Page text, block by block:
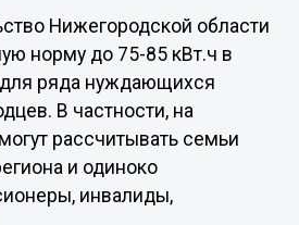
Нижегородской области
норму до 75-85 кВт.ч в
ряда нуждающихся
В частности, на
рассчитывать семьи
и одиноко
инвалиды,